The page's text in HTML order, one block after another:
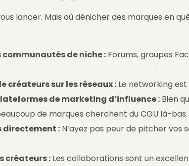
lancer. Mais où dénicher des marques en
de niche :Forums, groupes
créateurs sur les réseaux :Le networking est
de marketing d’influence :Bien
de marques cherchent du CGU là-bas.
directement :N’ayez pas peur de pitcher vos
créateurs :Les collaborations sont un